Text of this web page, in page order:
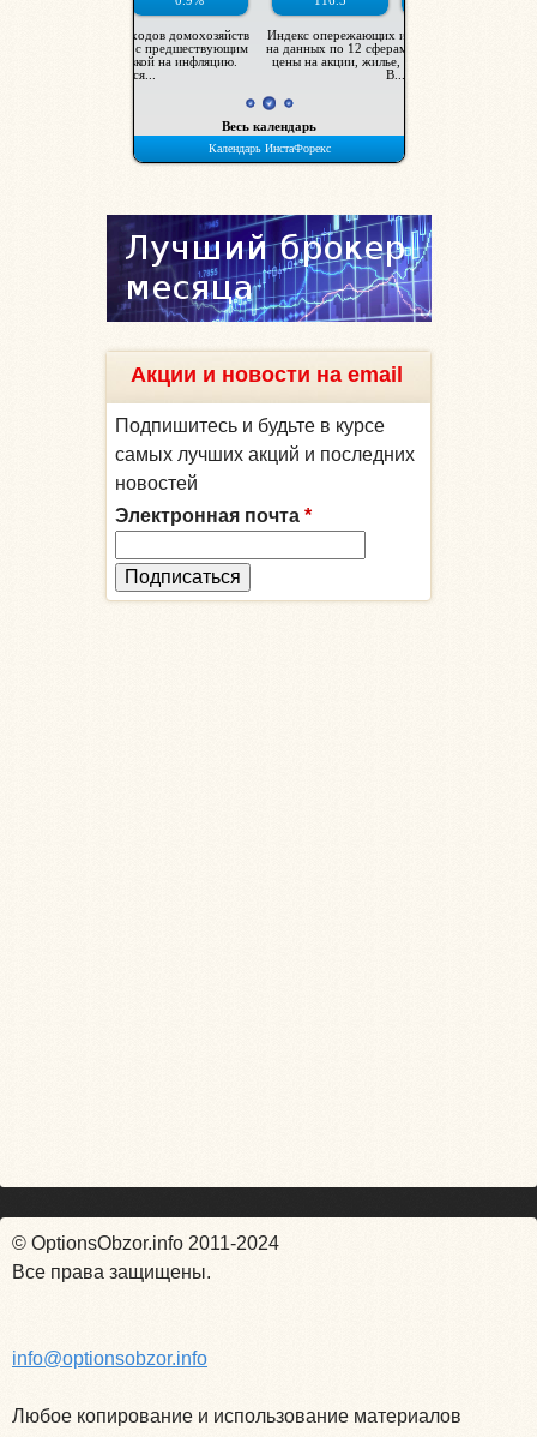
Акции и новости на email
Подпишитесь и будьте в курсе
самых лучших акций и последних
новостей
Электронная почта *
© OptionsObzor.info 2011-2024
Все права защищены.
info@optionsobzor.info
Любое копирование и использование материалов